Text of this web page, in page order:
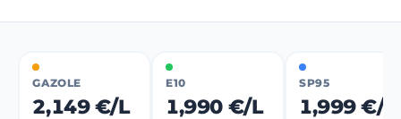
GAZOLE
2,149 €/L
E10
1,990 €/L
SP95
1,999 €/L